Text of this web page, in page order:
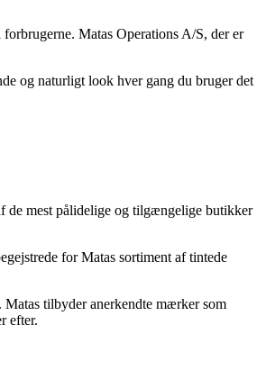
Matas Operations A/S, der er
og naturligt look hver gang du bruger det
de mest pålidelige og tilgængelige butikker
for Matas sortiment af tintede
Matas tilbyder anerkendte mærker som
efter.